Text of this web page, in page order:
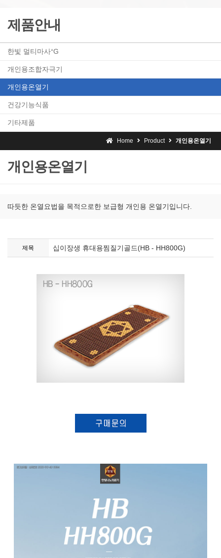
제품안내
한빛 멀티마사⁺G
개인용조합자극기
개인용온열기
건강기능식품
기타제품
Home Product 개인용온열기
개인용온열기
따듯한 온열요법을 목적으로한 보급형 개인용 온열기입니다.
제목 십이장생 휴대용찜질기골드(HB - HH800G)